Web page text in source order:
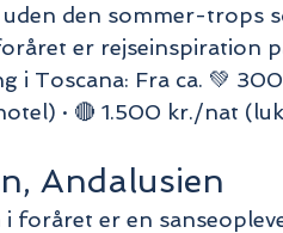
uden den sommer-trops
er rejseinspiration
i Toscana: Fra ca. 💚
· 🔴 1.500 kr./nat
Andalusien
i foråret er en